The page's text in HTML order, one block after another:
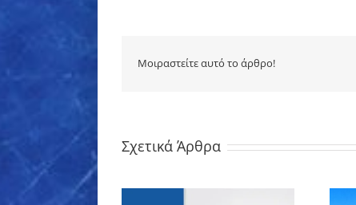
Μοιραστείτε αυτό το άρθρο!
Σχετικά Άρθρα